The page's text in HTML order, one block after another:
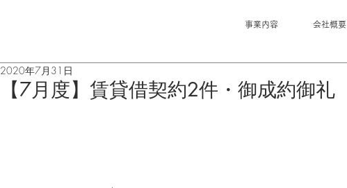
事業内容 会社概要
【7月度】賃貸借契約2件・御成約御礼
2020年7月31日